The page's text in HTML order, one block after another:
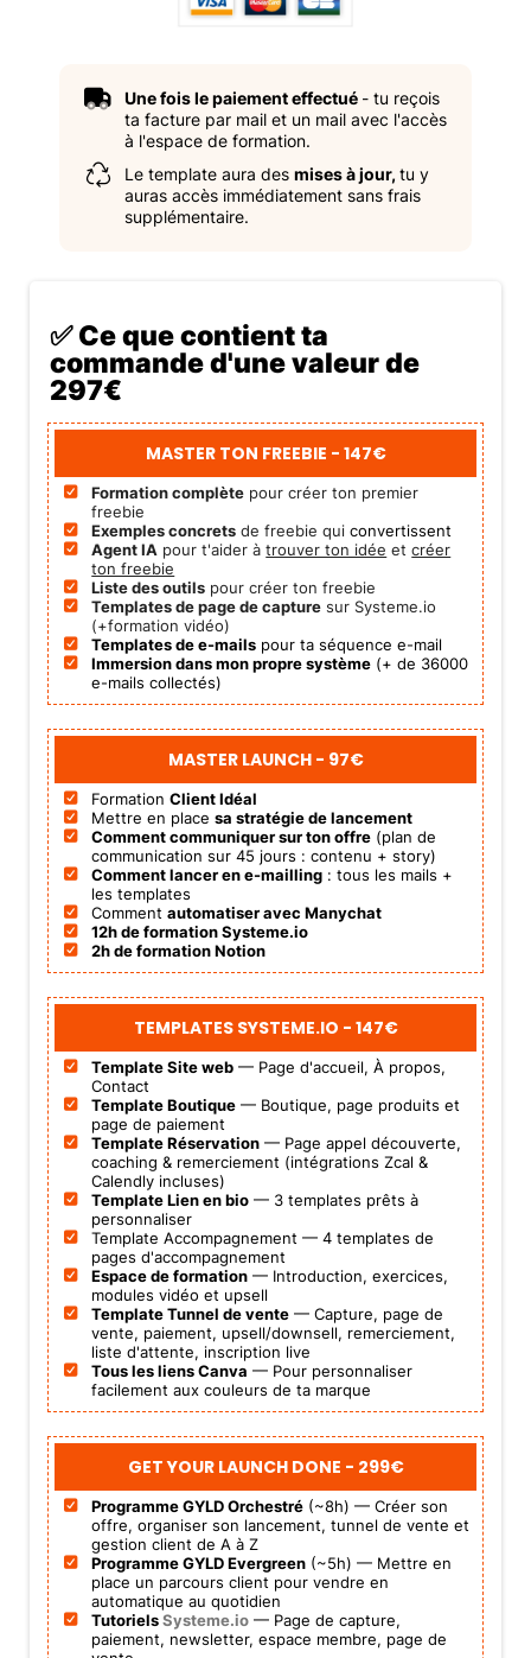
Une fois le paiement effectué - tu reçois
ta facture par mail et un mail avec l'accès
à l'espace de formation.
Le template aura des mises à jour, tu y
auras accès immédiatement sans frais
supplémentaire.
✅ Ce que contient ta
commande d'une valeur de
297€
MASTER TON FREEBIE - 147€
Formation complète pour créer ton premier
freebie
Exemples concrets de freebie quiconvertissent
Agent IA pour t'aider àtrouver ton idée etcréer
ton freebie
Liste des outils pour créer ton freebie
Templates de page de capture sur Systeme.io
(+formation vidéo)
Templates de e-mails pour ta séquence e-mail
Immersion dans mon propre système (+ de 36000
e-mails collectés)
MASTER LAUNCH - 97€
FormationClient Idéal
Mettre en placesa stratégie de lancement
Comment communiquer sur ton offre (plan de
communication sur 45 jours : contenu + story)
Comment lancer en e-mailling : tous les mails +
les templates
Commentautomatiser avec Manychat
12h de formationSysteme.io
2h de formation Notion
TEMPLATES SYSTEME.IO - 147€
Template Site web — Page d'accueil, À propos,
Contact
Template Boutique — Boutique, page produits et
page de paiement
Template Réservation — Page appel découverte,
coaching & remerciement (intégrations Zcal &
Calendly incluses)
Template Lien en bio — 3 templates prêts à
personnaliser
Template Accompagnement — 4 templates de
pages d'accompagnement
Espace de formation — Introduction, exercices,
modules vidéo et upsell
Template Tunnel de vente — Capture, page de
vente, paiement, upsell/downsell, remerciement,
liste d'attente, inscription live
Tous les liens Canva — Pour personnaliser
facilement aux couleurs de ta marque
GET YOUR LAUNCH DONE - 299€
Programme GYLD Orchestré (~8h) — Créer son
offre, organiser son lancement, tunnel de vente et
gestion client de A à Z
Programme GYLD Evergreen (~5h) — Mettre en
place un parcours client pour vendre en
automatique au quotidien
TutorielsSysteme.io — Page de capture,
paiement, newsletter, espace membre, page de